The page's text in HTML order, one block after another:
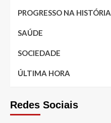
PROGRESSO NA HISTÓRIA
SAÚDE
SOCIEDADE
ÚLTIMA HORA
Redes Sociais